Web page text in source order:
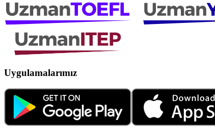
Uygulamalarımız